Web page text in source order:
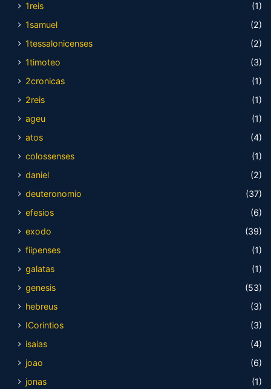
1reis
(1)
1samuel
(2)
1tessalonicenses
(2)
1timoteo
(3)
2cronicas
(1)
2reis
(1)
ageu
(1)
atos
(4)
colossenses
(1)
daniel
(2)
deuteronomio
(37)
efesios
(6)
exodo
(39)
fiipenses
(1)
galatas
(1)
genesis
(53)
hebreus
(3)
ICorintios
(3)
isaias
(4)
joao
(6)
jonas
(1)